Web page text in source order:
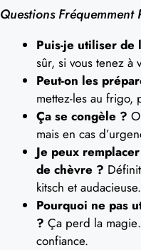
Questions Fréquemment
Puis-je utiliser de
sûr, si vous tenez à
Peut-on les
mettez-les au frigo,
Ça se congèle ?
mais en cas
Je peux
de chèvre ?
kitsch et audacieuse.
Pourquoi ne pas
? Ça perd la
confiance.